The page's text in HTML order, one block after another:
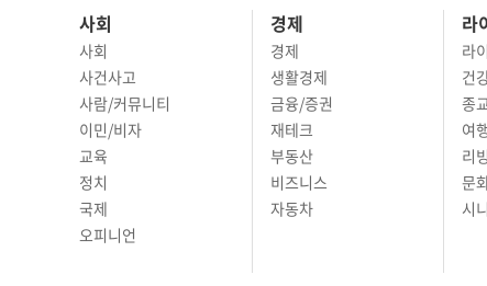
사회
사회
사건사고
사람/커뮤니티
이민/비자
교육
정치
국제
오피니언
경제
경제
생활경제
금융/증권
재테크
부동산
비즈니스
자동차
라
라
건
종
여
리
문
시